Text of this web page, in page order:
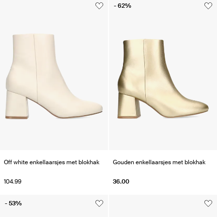
Off white enkellaarsjes met blokhak
104.99
Gouden enkellaarsjes met blokhak
36.00
- 62%
- 53%